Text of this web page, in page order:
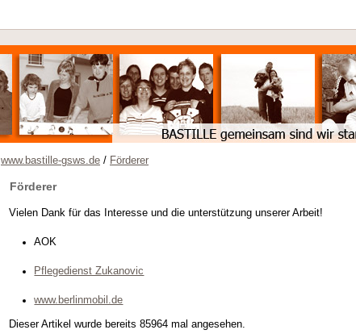
www.bastille-gsws.de / Förderer
Förderer
Vielen Dank für das Interesse und die unterstützung unserer Arbeit!
AOK
Pflegedienst Zukanovic
www.berlinmobil.de
Dieser Artikel wurde bereits 85964 mal angesehen.